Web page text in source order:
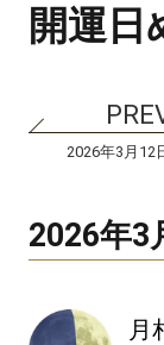
開運日
2026年3月12
2026年3
月